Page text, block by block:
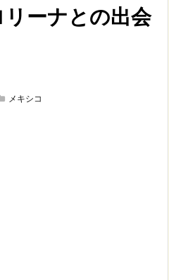
ーナとの出会
メキシコ